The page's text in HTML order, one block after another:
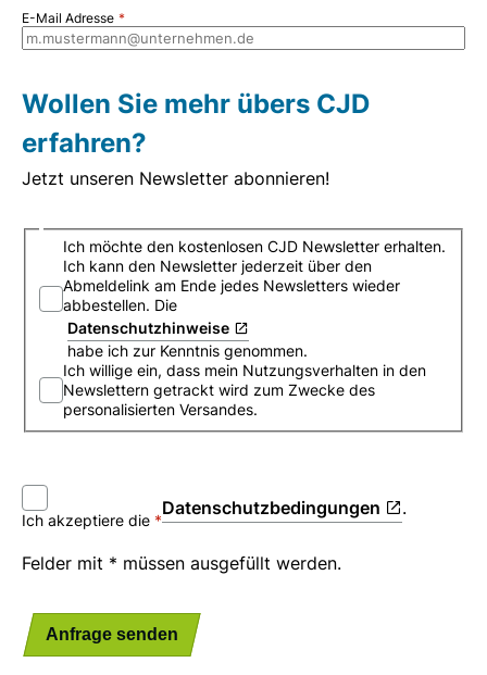
E-Mail Adresse
Wollen Sie mehr übers CJD
erfahren?
Jetzt unseren Newsletter abonnieren!
Newsletter_Anmeldung
Ich möchte den kostenlosen CJD Newsletter erhalten.
Ich kann den Newsletter jederzeit über den
Abmeldelink am Ende jedes Newsletters wieder
abbestellen. Die
Datenschutzhinweise
habe ich zur Kenntnis genommen.
Ich willige ein, dass mein Nutzungsverhalten in den
Newslettern getrackt wird zum Zwecke des
personalisierten Versandes.
Ich akzeptiere die
Datenschutzbedingungen .
Felder mit * müssen ausgefüllt werden.
Anfrage senden